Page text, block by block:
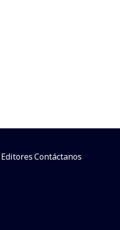
EditoresContáctanos